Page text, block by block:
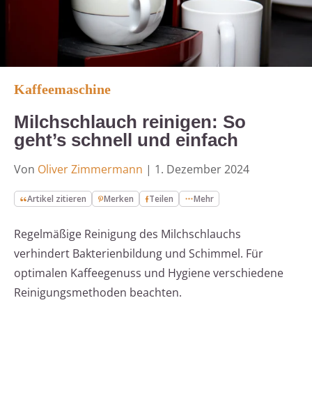
Kaffeemaschine
Milchschlauch reinigen: So
geht’s schnell und einfach
Von Oliver Zimmermann | 1. Dezember 2024
Artikel zitieren Merken Teilen Mehr
Regelmäßige Reinigung des Milchschlauchs
verhindert Bakterienbildung und Schimmel. Für
optimalen Kaffeegenuss und Hygiene verschiedene
Reinigungsmethoden beachten.